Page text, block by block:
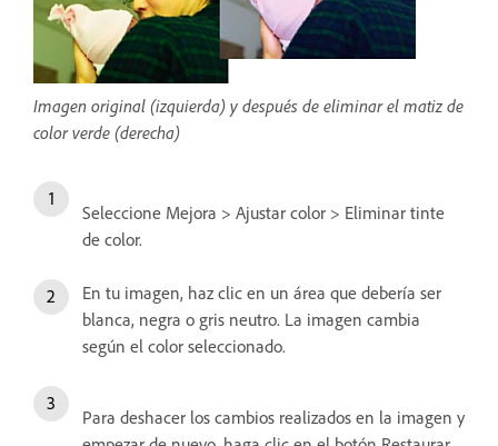
Imagen original (izquierda) y después de eliminar el matiz de
color verde (derecha)
Seleccione Mejora > Ajustar color > Eliminar tinte
de color.
En tu imagen, haz clic en un área que debería ser
blanca, negra o gris neutro. La imagen cambia
según el color seleccionado.
Para deshacer los cambios realizados en la imagen y